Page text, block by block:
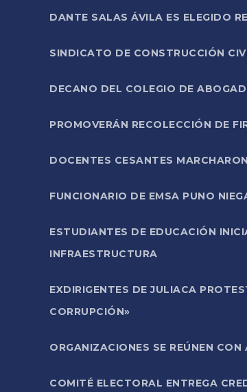
DANTE SALAS ÁVILA ES ELEGIDO
SINDICATO DE CONSTRUCCIÓN
DECANO DEL COLEGIO DE
PROMOVERÁN RECOLECCIÓN DE
DOCENTES CESANTES
FUNCIONARIO DE EMSA PUNO
ESTUDIANTES DE EDUCACIÓN
INFRAESTRUCTURA
EXDIRIGENTES DE JULIACA
CORRUPCIÓN»
ORGANIZACIONES SE REÚNEN
COMITÉ ELECTORAL ENTREGA